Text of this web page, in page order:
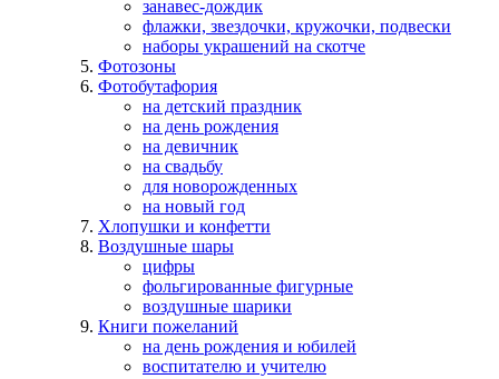
занавес-дождик
флажки, звездочки, кружочки, подвески
наборы украшений на скотче
Фотозоны
Фотобутафория
на детский праздник
на день рождения
на девичник
на свадьбу
для новорожденных
на новый год
Хлопушки и конфетти
Воздушные шары
цифры
фольгированные фигурные
воздушные шарики
Книги пожеланий
на день рождения и юбилей
воспитателю и учителю